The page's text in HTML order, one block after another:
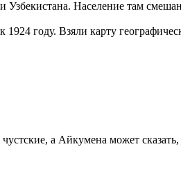
Население там
году. Взяли карту
а Айкумена может